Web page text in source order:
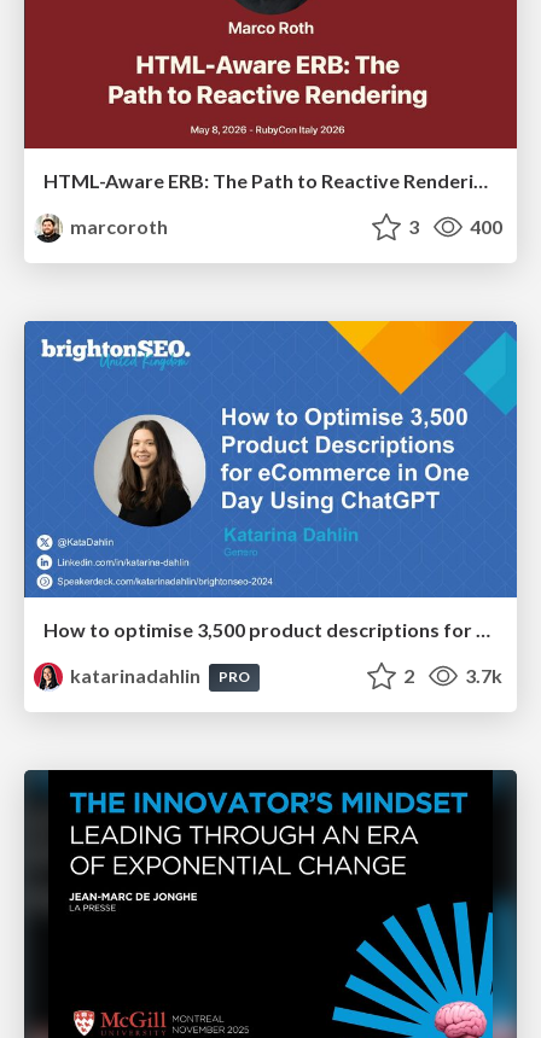
HTML-Aware ERB: The Path to Reactive Rendering @ RubyCon 2026, Rimini, Italy
marcoroth
3 400
How to optimise 3,500 product descriptions for ecommerce in one day using ChatGPT
katarinadahlin
PRO 2 3.7k